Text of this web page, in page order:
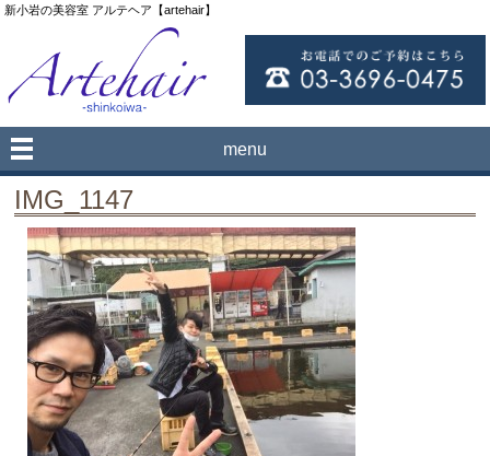
新小岩の美容室 アルテヘア【artehair】
menu
IMG_1147